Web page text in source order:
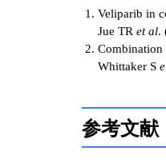
Veliparib in
Jue TR et al.
Whittaker S
参考文献